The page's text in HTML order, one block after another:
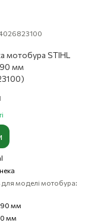
мотобура STIHL
мм
для моделі мотобура
90 мм
мм